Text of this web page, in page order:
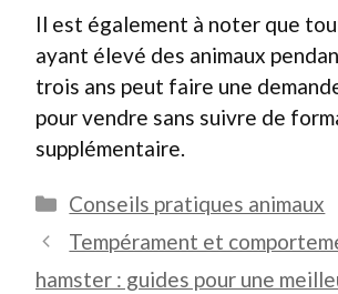
Il est également à noter que
ayant élevé des animaux
trois ans peut faire une
pour vendre sans suivre de
supplémentaire.
Catégories
Conseils pratiques animaux
Tempérament et
hamster : guides pour une